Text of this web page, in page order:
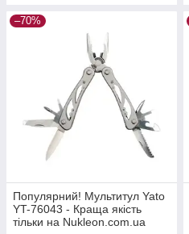
–70%
Популярний! Мультитул Yato
YT-76043 - Краща якість
тільки на Nukleon.com.ua